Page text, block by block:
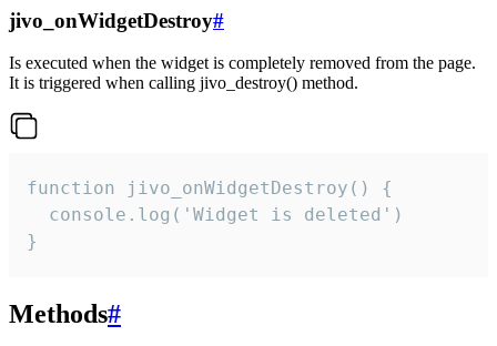
jivo_onWidgetDestroy#
Is executed when the widget is completely removed from the page.
It is triggered when calling jivo_destroy() method.
function jivo_onWidgetDestroy() {
  console.log('Widget is deleted')
}
Methods#